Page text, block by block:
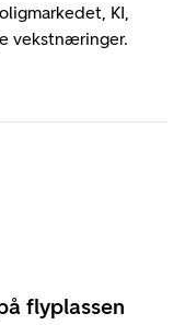
KI,
vekstnæringer.
flyplassen